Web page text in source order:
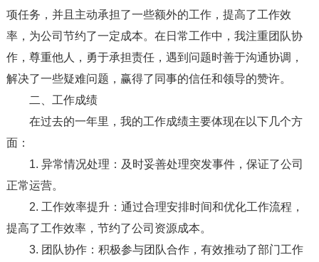
项任务，并且主动承担了一些额外的工作，提高了工作效
率，为公司节约了一定成本。在日常工作中，我注重团队协
作，尊重他人，勇于承担责任，遇到问题时善于沟通协调，
解决了一些疑难问题，赢得了同事的信任和领导的赞许。
二、工作成绩
在过去的一年里，我的工作成绩主要体现在以下几个方
面：
1. 异常情况处理：及时妥善处理突发事件，保证了公司
正常运营。
2. 工作效率提升：通过合理安排时间和优化工作流程，
提高了工作效率，节约了公司资源成本。
3. 团队协作：积极参与团队合作，有效推动了部门工作